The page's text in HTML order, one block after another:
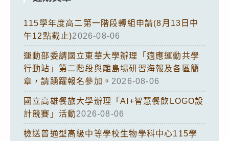
115學年度高二第一階段轉組申請(8月13日中
午12點截止)2026-08-06
運動部委請國立東華大學辦理「適應運動共學
行動站」第二階段與離島場研習海報及各區簡
章，請踴躍報名參加。 2026-08-06
國立高雄餐旅大學辦理「AI+智慧餐飲LOGO設
計競賽」活動2026-08-06
檢送普通型高級中等學校生物學科中心115學